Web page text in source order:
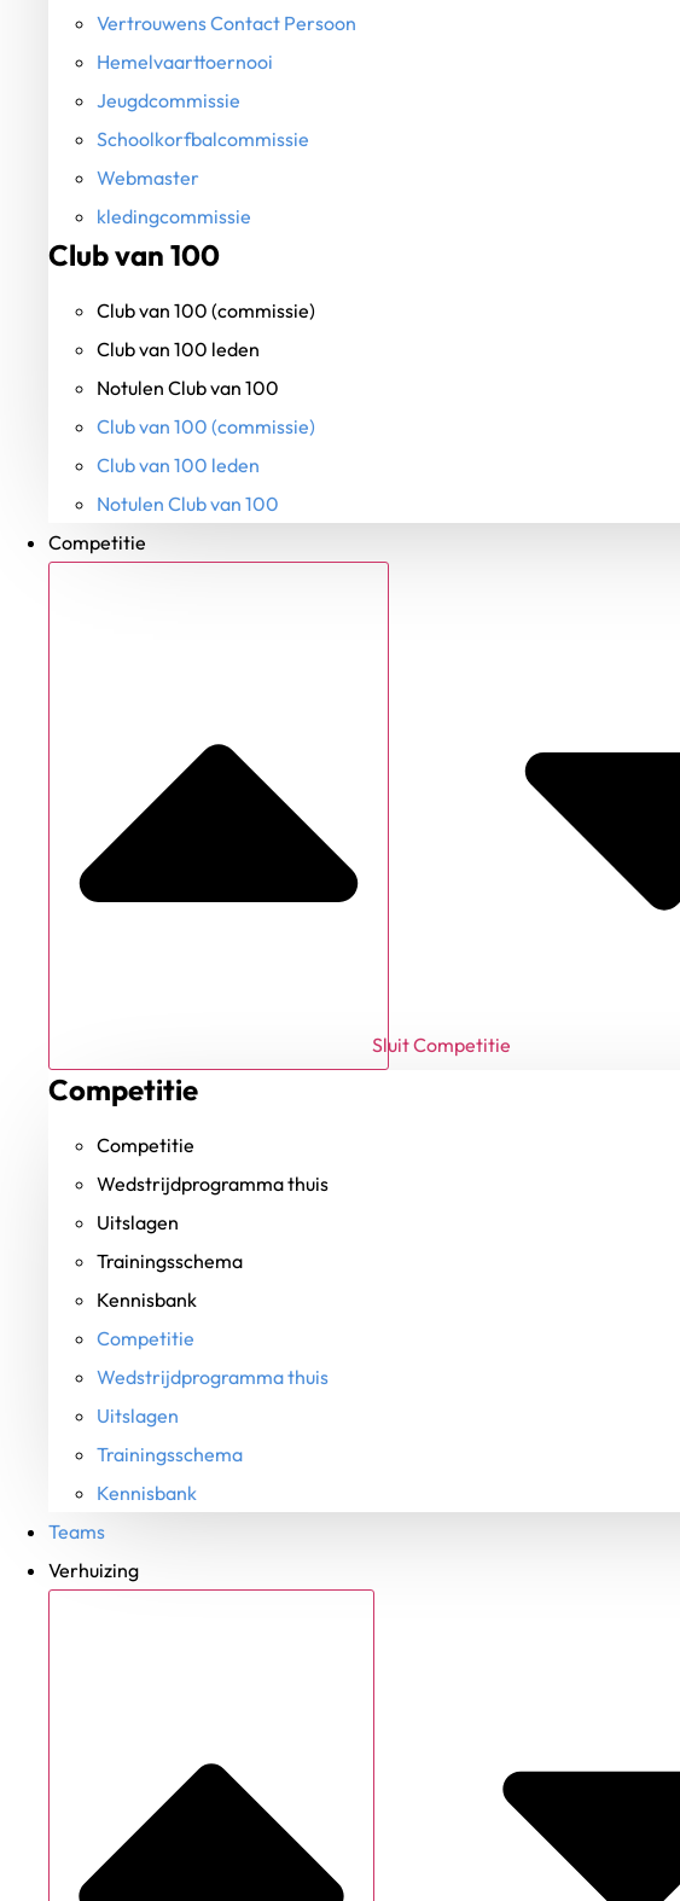
Vertrouwens Contact Persoon
Hemelvaarttoernooi
Jeugdcommissie
Schoolkorfbalcommissie
Webmaster
kledingcommissie
Club van 100
Club van 100 (commissie)
Club van 100 leden
Notulen Club van 100
Club van 100 (commissie)
Club van 100 leden
Notulen Club van 100
Competitie
Sluit Competitie
Competitie
Competitie
Wedstrijdprogramma thuis
Uitslagen
Trainingsschema
Kennisbank
Competitie
Wedstrijdprogramma thuis
Uitslagen
Trainingsschema
Kennisbank
Teams
Verhuizing